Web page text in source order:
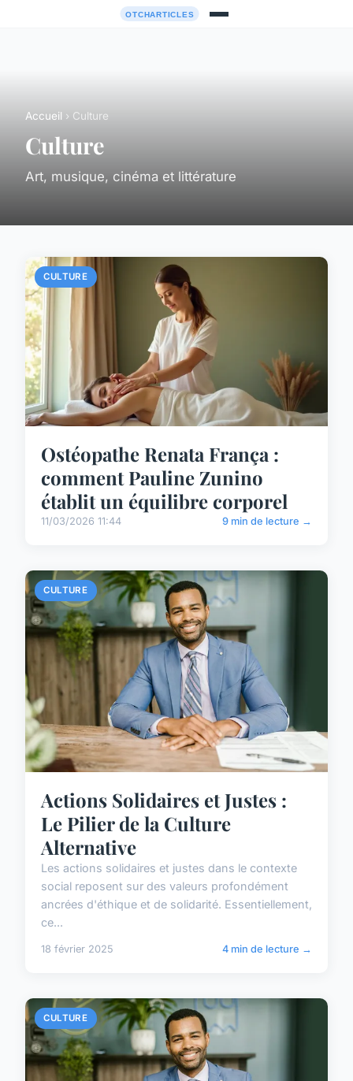
Accueil › Culture
Culture
Art, musique, cinéma et littérature
CULTURE
Ostéopathe Renata França :
comment Pauline Zunino
établit un équilibre corporel
11/03/2026 11:44 9 min de lecture →
CULTURE
Actions Solidaires et Justes :
Le Pilier de la Culture
Alternative
Les actions solidaires et justes dans le contexte
social reposent sur des valeurs profondément
ancrées d'éthique et de solidarité. Essentiellement,
ce...
18 février 2025 4 min de lecture →
CULTURE